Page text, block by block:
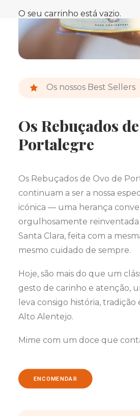
O seu carrinho está vazio.
Os nossos Best Sellers
Os Rebuçados
Portalegre
Os Rebuçados de Ovo de
continuam a ser a nossa
icónica — uma herança
orgulhosamente reinventada
Santa Clara, feita com a
mesmo cuidado de sempre.
Hoje, são mais do que um
gesto de carinho e atenção,
leva consigo história, tradição
Alto Alentejo.
Mime com um doce que
ENCOMENDAR